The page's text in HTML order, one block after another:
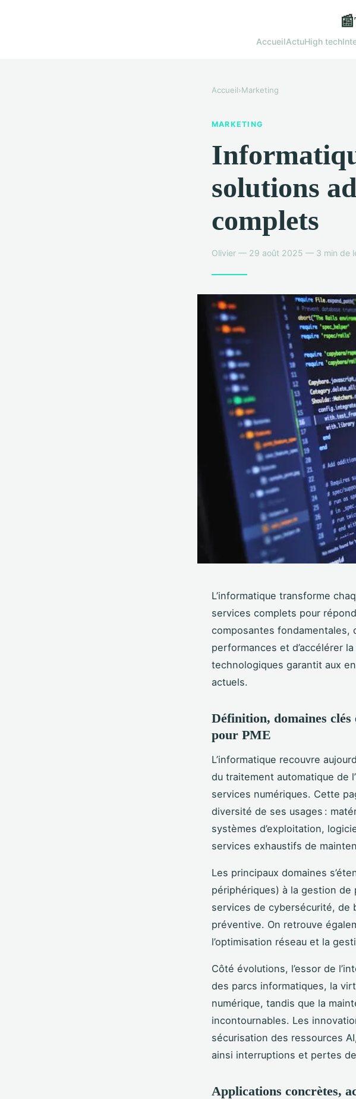
📰
AccueilActuHigh tech
Accueil›Marketing
MARKETING
solutions
complets
Olivier — 29 août 2025 — 3 min de
L’informatique transforme
services complets pour
composantes fondamentales,
performances et d’accélérer
technologiques garantit aux
actuels.
Définition, domaines
pour PME
L’informatique recouvre
du traitement automatique de
services numériques. Cette
diversité de ses usages :
systèmes d’exploitation,
services exhaustifs de
Les principaux domaines
périphériques) à la gestion
services de cybersécurité, de
préventive. On retrouve
l’optimisation réseau et la
Côté évolutions, l’essor de
des parcs informatiques, la
numérique, tandis que la
incontournables. Les
sécurisation des ressources
ainsi interruptions et pertes
Applications concrètes,